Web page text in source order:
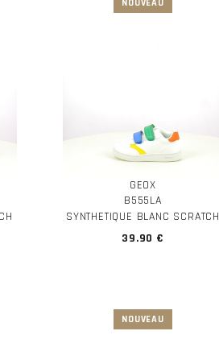
GEOX
B555LA
SYNTHETIQUE BLANC SCRATCH
39.90 €